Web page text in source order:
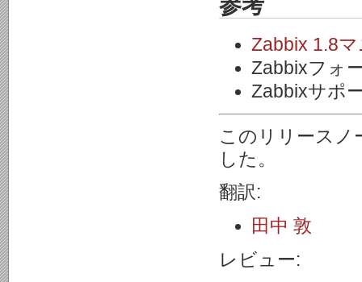
参考
Zabbix 1.8
Zabbixフォ
Zabbixサポ
このリリースノ
した。
翻訳:
田中 敦
レビュー: